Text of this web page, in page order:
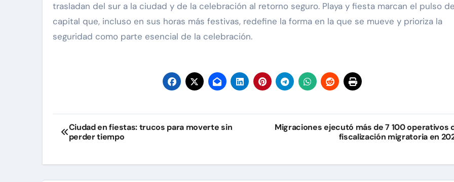
trasladan del sur a la ciudad y de la celebración al retorno seguro. Playa y fiesta marcan el pulso
capital que, incluso en sus horas más festivas, redefine la forma en la que se mueve y prioriza la
seguridad como parte esencial de la celebración.
Navegación
de
entradas
Ciudad en fiestas: trucos para moverte sin
perder tiempo
Migraciones ejecutó más de 7 100 operativos
fiscalización migratoria en